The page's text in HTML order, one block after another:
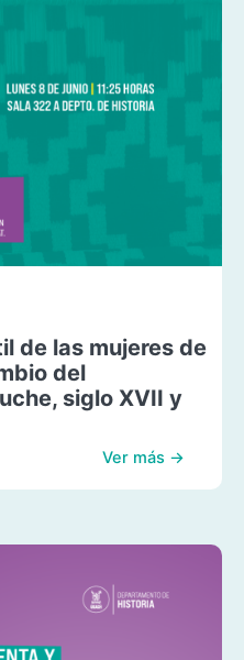
de las mujeres de
del
siglo XVII y
Ver más →